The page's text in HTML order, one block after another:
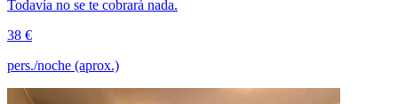
Todavía no se te cobrará nada.
38 €
pers./noche (aprox.)